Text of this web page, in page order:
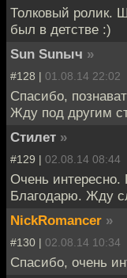
Толковый ролик.
был в детстве :)
Sun Sunыч »
#128 | 01.08.14 22:02
Спасибо,
Жду под другим
Стилет »
#129 | 02.08.14 08:44
Очень
Благодарю. Жду
NickRomancer »
#130 | 02.08.14 10:34
Спасибо, очень